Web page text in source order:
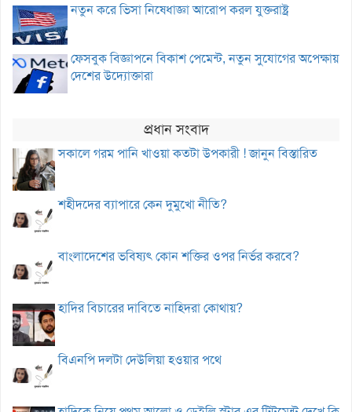
নতুন করে ভিসা নিষেধাজ্ঞা আরোপ করল যুক্তরাষ্ট্র
ফেসবুক বিজ্ঞাপনে বিকাশ পেমেন্ট, নতুন সুযোগের অপেক্ষায়
দেশের উদ্যোক্তারা
প্রধান সংবাদ
সকালে গরম পানি খাওয়া কতটা উপকারী ! জানুন বিস্তারিত
শহীদদের ব্যাপারে কেন দুমুখো নীতি?
বাংলাদেশের ভবিষ্যৎ কোন শক্তির ওপর নির্ভর করবে?
হাদির বিচারের দাবিতে নাহিদরা কোথায়?
বিএনপি দলটা দেউলিয়া হওয়ার পথে